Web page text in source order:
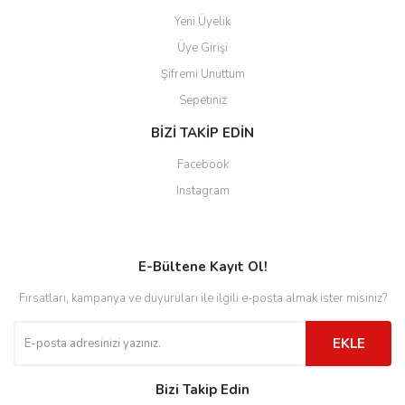
Yeni Üyelik
Üye Girişi
Şifremi Unuttum
Sepetiniz
BİZİ TAKİP EDİN
Facebook
Instagram
E-Bültene Kayıt Ol!
Fırsatları, kampanya ve duyuruları ile ilgili e-posta almak ister misiniz?
EKLE
Bizi Takip Edin